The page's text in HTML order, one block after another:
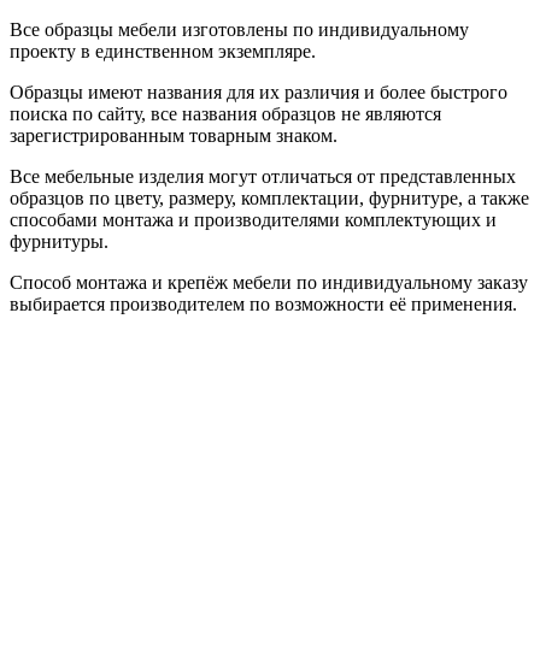
Все образцы мебели изготовлены по индивидуальному
проекту в единственном экземпляре.
Образцы имеют названия для их различия и более быстрого
поиска по сайту, все названия образцов не являются
зарегистрированным товарным знаком.
Все мебельные изделия могут отличаться от представленных
образцов по цвету, размеру, комплектации, фурнитуре, а также
способами монтажа и производителями комплектующих и
фурнитуры.
Способ монтажа и крепёж мебели по индивидуальному заказу
выбирается производителем по возможности её применения.